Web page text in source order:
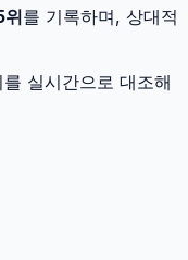
위를 기록하며, 상대적
실시간으로 대조해